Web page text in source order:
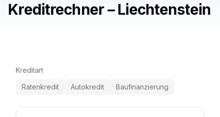
Kreditrechner – Liechtenstein
Kreditart
Ratenkredit
Autokredit Baufinanzierung